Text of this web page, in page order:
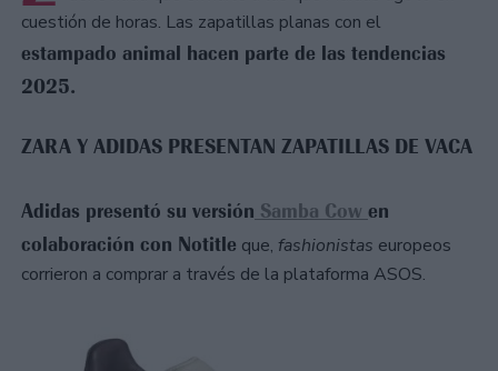
cuestión de horas. Las zapatillas planas con el
estampado animal hacen parte de las tendencias
2025.
ZARA Y ADIDAS PRESENTAN ZAPATILLAS DE VACA
Adidas presentó su versión Samba Cow en
colaboración con Notitle que, fashionistas europeos
corrieron a comprar a través de la plataforma ASOS.